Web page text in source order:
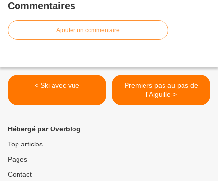
Commentaires
Ajouter un commentaire
< Ski avec vue
Premiers pas au pas de
l'Aiguille >
Hébergé par Overblog
Top articles
Pages
Contact